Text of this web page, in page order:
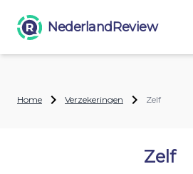
NederlandReview
Home Verzekeringen Zelf
Zelf